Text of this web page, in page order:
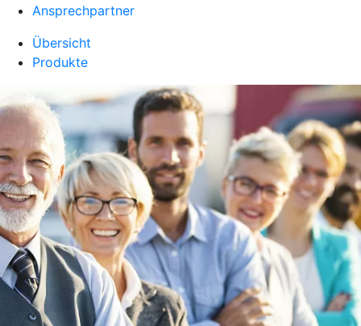
Ansprechpartner
Übersicht
Produkte